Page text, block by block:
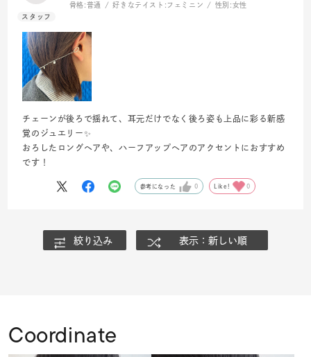
骨格: 普通 好きなテイスト: フェミニン 性別: 女性
チェーンが後ろで揺れて、耳元だけでなく後ろ姿も上品に彩る新感
覚のジュエリー✨
おろしたロングヘアや、ハーフアップヘアのアクセントにおすすめ
です！
参考になった 0 Like! 0
絞り込み 表示：新しい順
Coordinate